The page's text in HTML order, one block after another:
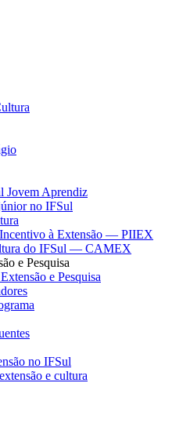
Jovem Aprendiz
no IFSul
à Extensão — PIIEX
do IFSul — CAMEX
e Pesquisa
e Pesquisa
no IFSul
e cultura